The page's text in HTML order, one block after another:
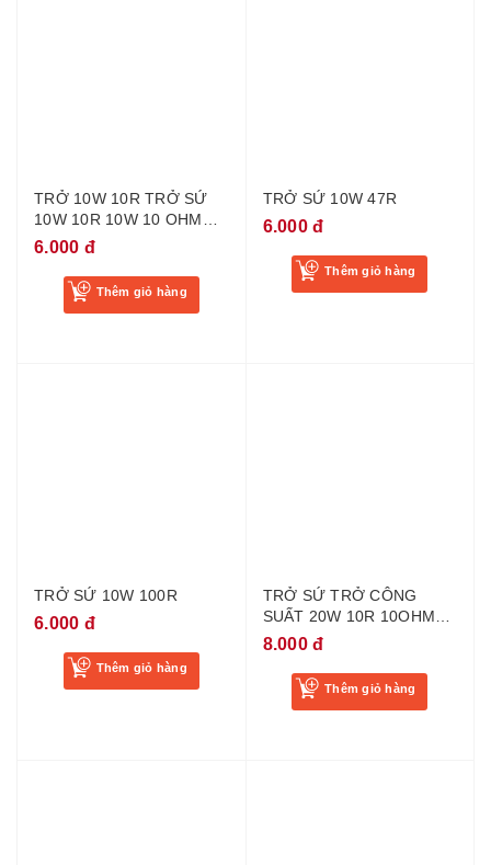
TRỞ 10W 10R TRỞ SỨ
10W 10R 10W 10 OHM
LOẠI TỐT
6.000 đ
Thêm giỏ hàng
TRỞ SỨ 10W 47R
6.000 đ
Thêm giỏ hàng
TRỞ SỨ 10W 100R
6.000 đ
Thêm giỏ hàng
TRỞ SỨ TRỞ CÔNG
SUẤT 20W 10R 10OHM
20W
8.000 đ
Thêm giỏ hàng